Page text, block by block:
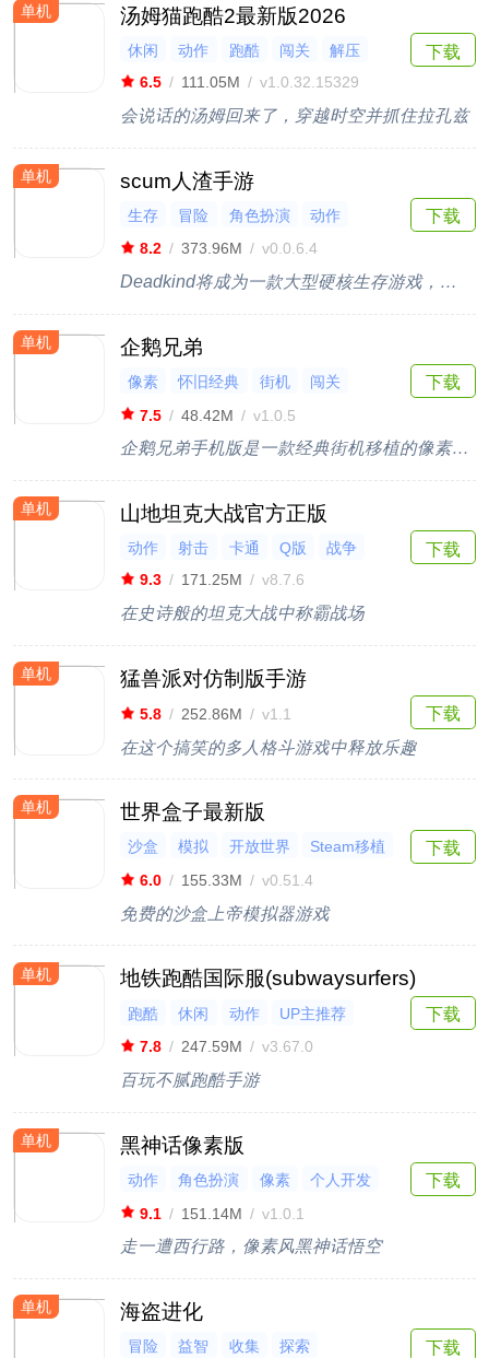
单机 汤姆猫跑酷2最新版2026
休闲 动作 跑酷 闯关
解压
6.5 / 111.05M / v1.0.32.15329
会说话的汤姆回来了，穿越时空并抓住拉孔兹
下载
单机 scum人渣手游
生存 冒险 角色扮演
动作
沙盒
8.2 / 373.96M / v0.0.6.4
Deadkind将成为一款大型硬核生存游戏，为手机带来PC体验
下载
单机 企鹅兄弟
像素 怀旧经典 街机
闯关
横版
7.5 / 48.42M / v1.0.5
企鹅兄弟手机版是一款经典街机移植的像素闯关动作游戏，玩法类似《雪人兄弟》，玩家将操控可爱的企鹅角色，在复古像素场景中展开冒险挑战。游戏延续街机时代的闯关玩法，玩家需要利用炸弹、道具等方式击败关卡中的敌人，同时通过灵活走位躲避攻击，完成一个个充满挑战的关卡。
下载
单机 山地坦克大战官方正版
动作 射击 卡通 Q版
战争
9.3 / 171.25M / v8.7.6
在史诗般的坦克大战中称霸战场
下载
单机 猛兽派对仿制版手游
5.8 / 252.86M / v1.1
在这个搞笑的多人格斗游戏中释放乐趣
下载
单机 世界盒子最新版
沙盒 模拟 开放世界
Steam移植
像素
6.0 / 155.33M / v0.51.4
免费的沙盒上帝模拟器游戏
下载
单机 地铁跑酷国际服(subwaysurfers)
跑酷 休闲 动作
UP主推荐
抖音热游
7.8 / 247.59M / v3.67.0
百玩不腻跑酷手游
下载
单机 黑神话像素版
动作 角色扮演 像素
个人开发
横版
9.1 / 151.14M / v1.0.1
走一遭西行路，像素风黑神话悟空
下载
单机 海盗进化
冒险 益智 收集
探索
下载